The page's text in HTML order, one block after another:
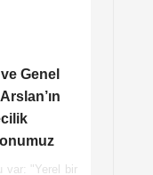
Genel
var: "Yerel bir